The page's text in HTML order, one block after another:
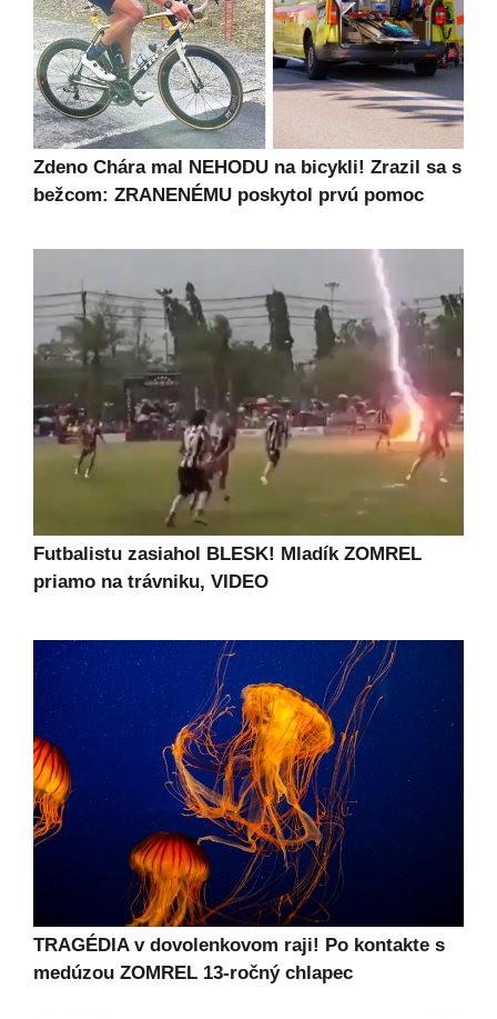
Zdeno Chára mal NEHODU na bicykli! Zrazil sa s
bežcom: ZRANENÉMU poskytol prvú pomoc
Futbalistu zasiahol BLESK! Mladík ZOMREL
priamo na trávniku, VIDEO
TRAGÉDIA v dovolenkovom raji! Po kontakte s
medúzou ZOMREL 13-ročný chlapec